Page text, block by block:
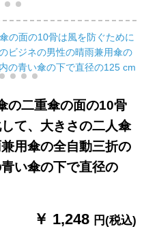
落着
たみ
フビ
黒
フル】
机です。傘立て会社
のロビ・ホーテの銀
行のデパトには、傘
立てのプリクラが10
す。
の二重傘の面の10骨
て、大きさの二人傘
用傘の全自動三折の
い傘の下で直径の
￥ 1,248 円(税込)